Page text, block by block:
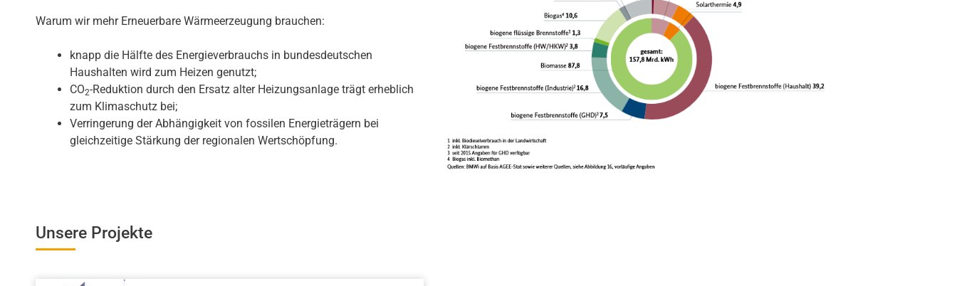
Warum wir mehr Erneuerbare Wärmeerzeugung brauchen:
knapp die Hälfte des Energieverbrauchs in bundesdeutschen
Haushalten wird zum Heizen genutzt;
CO2-Reduktion durch den Ersatz alter Heizungsanlage trägt erheblich
zum Klimaschutz bei;
Verringerung der Abhängigkeit von fossilen Energieträgern bei
gleichzeitige Stärkung der regionalen Wertschöpfung.
Unsere Projekte